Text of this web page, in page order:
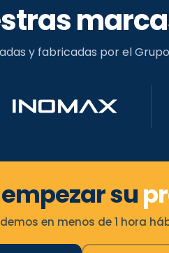
y fabricadas por el
su
en menos de 1 hora